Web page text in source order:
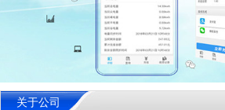
关于公司